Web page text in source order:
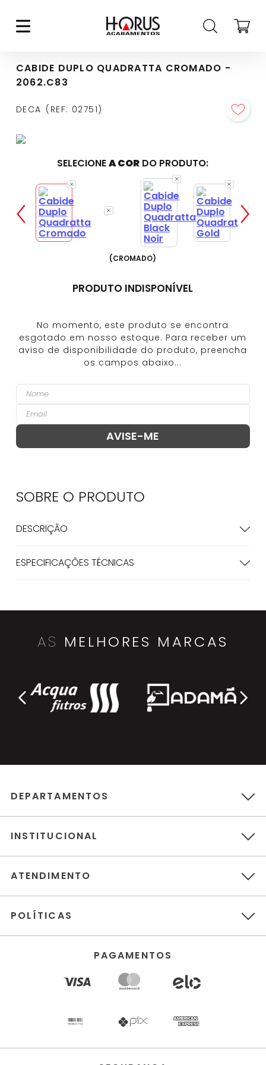
CABIDE DUPLO QUADRATTA CROMADO -
2062.C83
DECA REF: 02751
SELECIONEA COR DO PRODUTO:
(CROMADO)
PRODUTO INDISPONÍVEL
SOBRE O PRODUTO
DESCRIÇÃO
ESPECIFICAÇÕES TÉCNICAS
AS MELHORES MARCAS
DEPARTAMENTOS
INSTITUCIONAL
ATENDIMENTO
POLÍTICAS
PAGAMENTOS